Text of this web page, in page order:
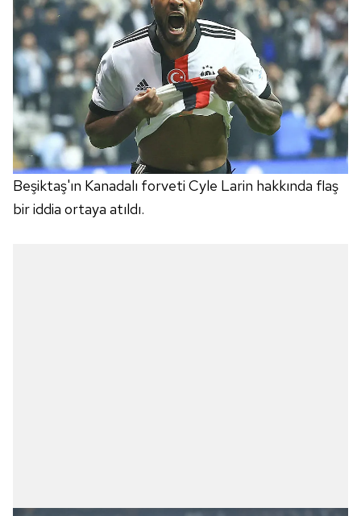
Beşiktaş'ın Kanadalı forveti Cyle Larin hakkında flaş
bir iddia ortaya atıldı.